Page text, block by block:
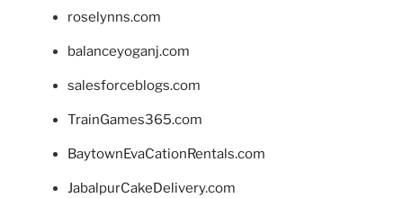
roselynns.com
balanceyoganj.com
salesforceblogs.com
TrainGames365.com
BaytownEvaCationRentals.com
JabalpurCakeDelivery.com